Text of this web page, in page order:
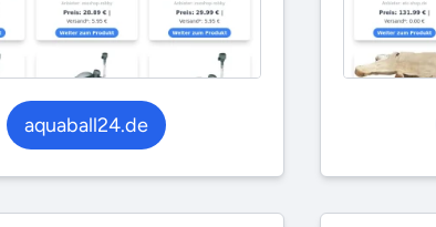
aquaball24.de